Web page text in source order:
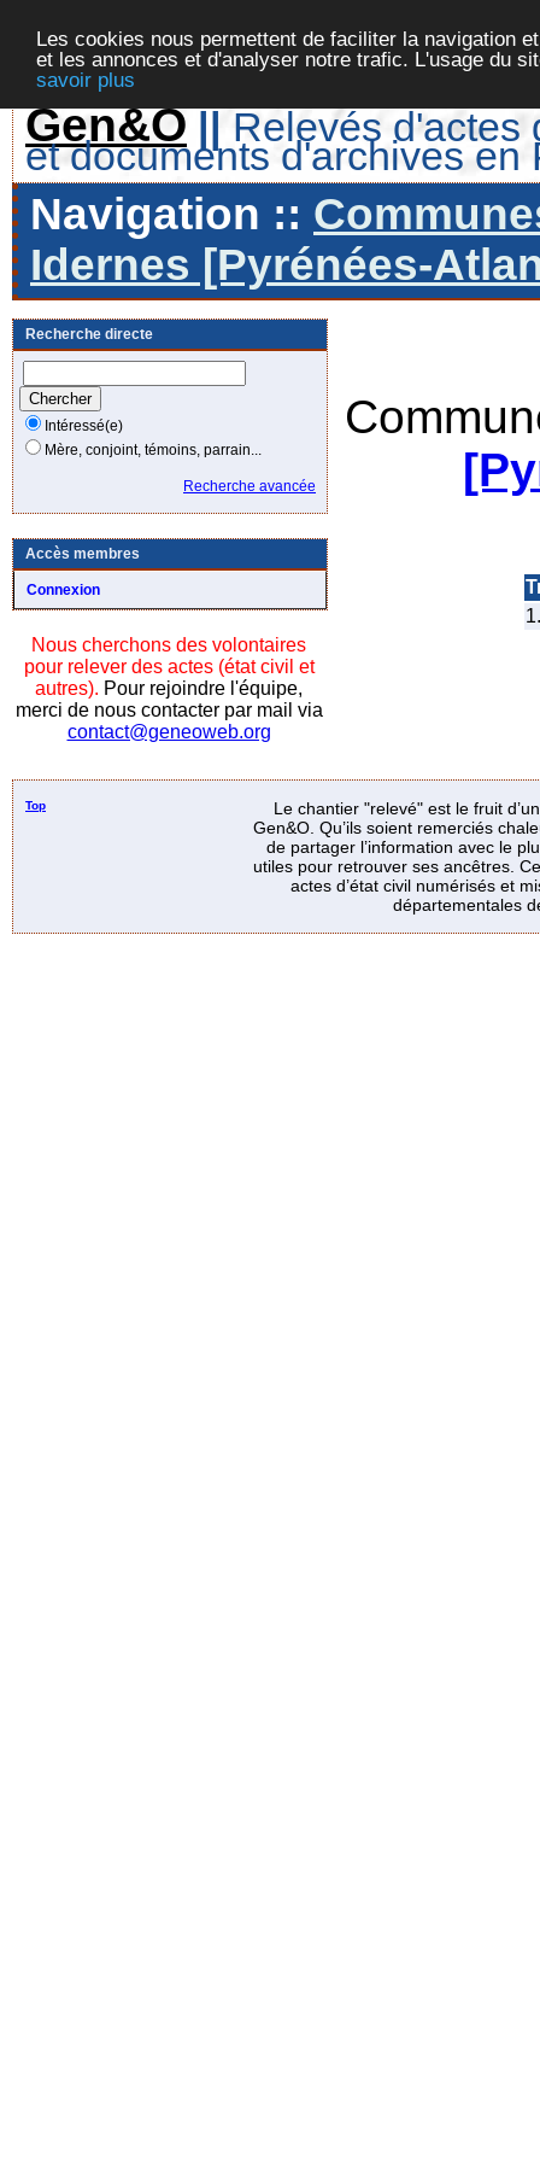
Les cookies nous permettent de faciliter la navigation
et les annonces et d'analyser notre trafic. L'usage du
savoir plus
Gen&O || Relevés d'actes
et documents d'archives en
Navigation ::
Idernes [Pyrénées-
Recherche directe
Intéressé(e)
Mère, conjoint, témoins, parrain...
Recherche avancée
Accès membres
Connexion
Nous cherchons des volontaires
pour relever des actes (état civil et
autres). Pour rejoindre l'équipe,
merci de nous contacter par mail via
contact@geneoweb.org
1.
Top
Le chantier "relevé" est le fruit
Gen&O. Qu’ils soient remerciés
de partager l’information avec le
utiles pour retrouver ses ancêtres.
actes d’état civil numérisés et
départementales